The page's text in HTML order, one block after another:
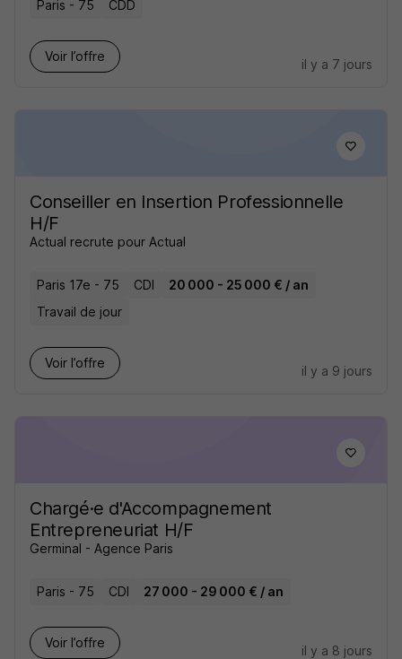
Paris - 75 CDD
Voir l’offre
il y a 7 jours
Conseiller en Insertion Professionnelle
H/F
Actual recrute pour Actual
Paris 17e - 75 CDI
20 000 - 25 000 € / an
Travail de jour
Voir l’offre
il y a 9 jours
Chargé·e d'Accompagnement
Entrepreneuriat H/F
Germinal - Agence Paris
Paris - 75 CDI 27 000 - 29 000 € / an
Voir l’offre
il y a 8 jours